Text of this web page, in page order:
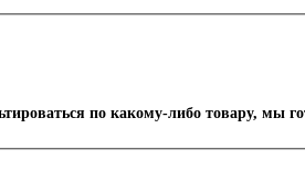
по какому-либо товару, мы